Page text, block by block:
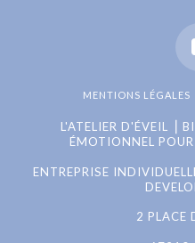
MENTIONS LÉGALES
L'ATELIER D'ÉVEIL ⎟
ÉMOTIONNEL
ENTREPRISE
2 PLACE